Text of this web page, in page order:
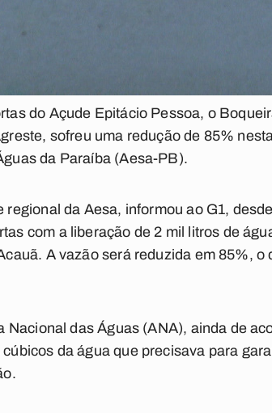
do Açude Epitácio Pessoa, o
sofreu uma redução de 85%
da Paraíba (Aesa-PB).
da Aesa, informou ao G1,
com a liberação de 2 mil litros de
A vazão será reduzida em 85%, o
das Águas (ANA), ainda de
da água que precisava para